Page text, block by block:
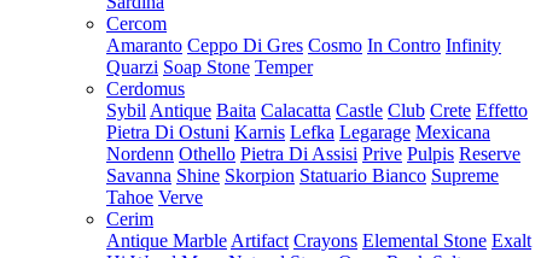
Cercom
Amaranto Ceppo Di Gres Cosmo In Contro Infinity
Quarzi Soap Stone Temper
Cerdomus
Sybil Antique Baita Calacatta Castle Club Crete Effetto
Pietra Di Ostuni Karnis Lefka Legarage Mexicana
Nordenn Othello Pietra Di Assisi Prive Pulpis Reserve
Savanna Shine Skorpion Statuario Bianco Supreme
Tahoe Verve
Cerim
Antique Marble Artifact Crayons Elemental Stone Exalt